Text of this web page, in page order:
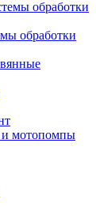
обработки
и мотопомпы